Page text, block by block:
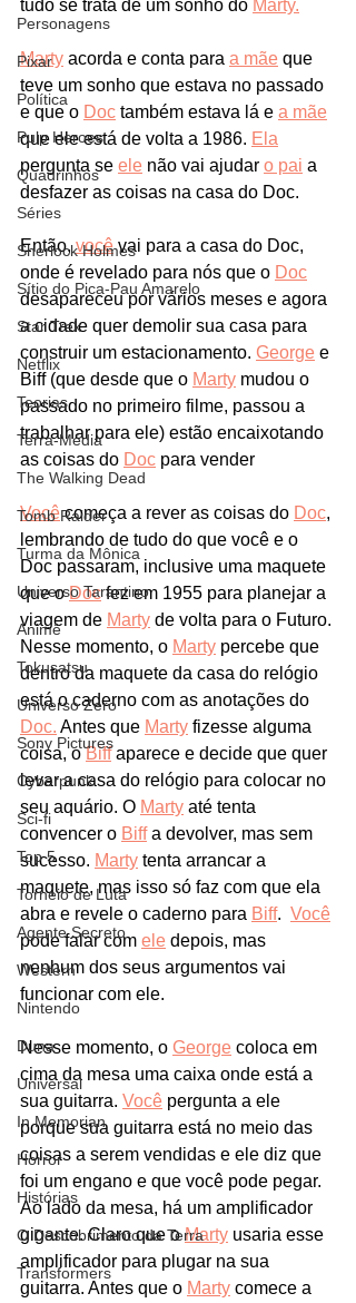
Personagens
Pixar
Política
Pulp Heroes
Quadrinhos
Séries
Sherlock Holmes
Sítio do Pica-Pau Amarelo
Star Trek
Netflix
Teorias
Terra-Média
The Walking Dead
Tomb Raider
Turma da Mônica
Universo Tarantino
Animê
Tokusatsu
Universo Zero
Sony Pictures
Cyberpunk
Sci-fi
Top 5
Torneio de Luta
Agente Secreto
Western
Nintendo
Duna
Universal
In Memorian
Horror
Histórias
O Descobrimento da Terra
Transformers
tudo se trata de um sonho do Marty.
Marty acorda e conta para a mãe que
teve um sonho que estava no passado
e que o Doc também estava lá e a mãe
que ele está de volta a 1986. Ela
pergunta se ele não vai ajudar o pai a
desfazer as coisas na casa do Doc.
Então, você vai para a casa do Doc,
onde é revelado para nós que o Doc
desapareceu por vários meses e agora
a cidade quer demolir sua casa para
construir um estacionamento. George e
Biff (que desde que o Marty mudou o
passado no primeiro filme, passou a
trabalhar para ele) estão encaixotando
as coisas do Doc para vender
Você começa a rever as coisas do Doc,
lembrando de tudo do que você e o
Doc passaram, inclusive uma maquete
que o Doc fez em 1955 para planejar a
viagem de Marty de volta para o Futuro.
Nesse momento, o Marty percebe que
dentro da maquete da casa do relógio
está o caderno com as anotações do
Doc. Antes que Marty fizesse alguma
coisa, o Biff aparece e decide que quer
levar a casa do relógio para colocar no
seu aquário. O Marty até tenta
convencer o Biff a devolver, mas sem
sucesso. Marty tenta arrancar a
maquete, mas isso só faz com que ela
abra e revele o caderno para Biff. Você
pode falar com ele depois, mas
nenhum dos seus argumentos vai
funcionar com ele.
Nesse momento, o George coloca em
cima da mesa uma caixa onde está a
sua guitarra. Você pergunta a ele
porque sua guitarra está no meio das
coisas a serem vendidas e ele diz que
foi um engano e que você pode pegar.
Ao lado da mesa, há um amplificador
gigante. Claro que o Marty usaria esse
amplificador para plugar na sua
guitarra. Antes que o Marty comece a